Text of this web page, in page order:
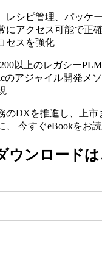
レシピ管理、パッケ
にアクセス可能で正
セスを強化
以上のレガシー
のアジャイル開発メ
のDXを推進し、上市
、 今すぐeBookをお
ウンロード